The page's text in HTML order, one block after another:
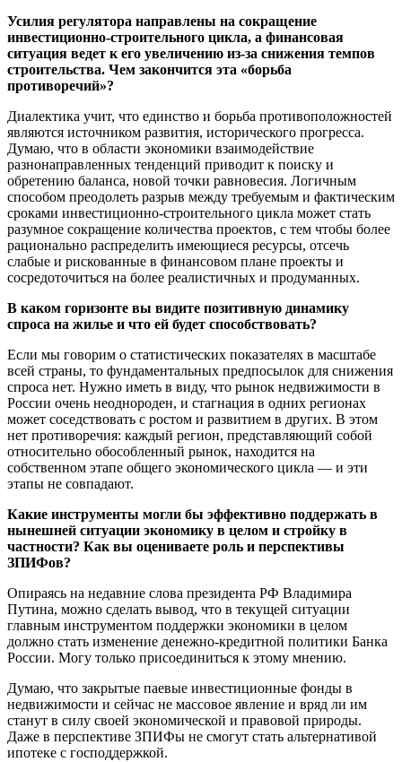
Усилия регулятора направлены на сокращение
инвестиционно-строительного цикла, а финансовая
ситуация ведет к его увеличению из-за снижения темпов
строительства. Чем закончится эта «борьба
противоречий»?
Диалектика учит, что единство и борьба противоположностей
являются источником развития, исторического прогресса.
Думаю, что в области экономики взаимодействие
разнонаправленных тенденций приводит к поиску и
обретению баланса, новой точки равновесия. Логичным
способом преодолеть разрыв между требуемым и фактическим
сроками инвестиционно-строительного цикла может стать
разумное сокращение количества проектов, с тем чтобы более
рационально распределить имеющиеся ресурсы, отсечь
слабые и рискованные в финансовом плане проекты и
сосредоточиться на более реалистичных и продуманных.
В каком горизонте вы видите позитивную динамику
спроса на жилье и что ей будет способствовать?
Если мы говорим о статистических показателях в масштабе
всей страны, то фундаментальных предпосылок для снижения
спроса нет. Нужно иметь в виду, что рынок недвижимости в
России очень неоднороден, и стагнация в одних регионах
может соседствовать с ростом и развитием в других. В этом
нет противоречия: каждый регион, представляющий собой
относительно обособленный рынок, находится на
собственном этапе общего экономического цикла — и эти
этапы не совпадают.
Какие инструменты могли бы эффективно поддержать в
нынешней ситуации экономику в целом и стройку в
частности? Как вы оцениваете роль и перспективы
ЗПИФов?
Опираясь на недавние слова президента РФ Владимира
Путина, можно сделать вывод, что в текущей ситуации
главным инструментом поддержки экономики в целом
должно стать изменение денежно-кредитной политики Банка
России. Могу только присоединиться к этому мнению.
Думаю, что закрытые паевые инвестиционные фонды в
недвижимости и сейчас не массовое явление и вряд ли им
станут в силу своей экономической и правовой природы.
Даже в перспективе ЗПИФы не смогут стать альтернативой
ипотеке с господдержкой.